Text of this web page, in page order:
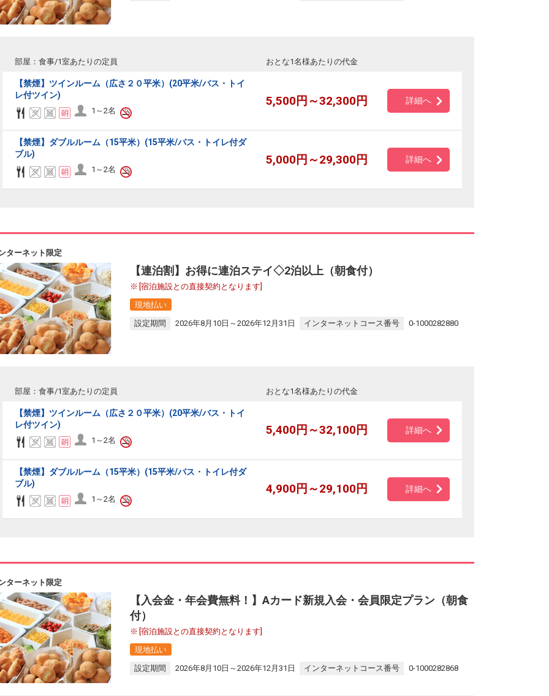
部屋：食事/1室あたりの定員 おとな1名様あたりの代金
【禁煙】ツインルーム（広さ２０平米）(20平米/バス・トイ
レ付ツイン)
1～2名
5,500円～32,300円 詳細へ
【禁煙】ダブルルーム（15平米）(15平米/バス・トイレ付ダ
ブル)
1～2名
5,000円～29,300円 詳細へ
ターネット限定
【連泊割】お得に連泊ステイ◇2泊以上（朝食付）
[宿泊施設との直接契約となります]
現地払い
設定期間
2026年8月10日～2026年12月31日 インターネットコース番号 0-1000282880
部屋：食事/1室あたりの定員 おとな1名様あたりの代金
【禁煙】ツインルーム（広さ２０平米）(20平米/バス・トイ
レ付ツイン)
1～2名
5,400円～32,100円 詳細へ
【禁煙】ダブルルーム（15平米）(15平米/バス・トイレ付ダ
ブル)
1～2名
4,900円～29,100円 詳細へ
ターネット限定
【入会金・年会費無料！】Aカード新規入会・会員限定プラン（朝食
付）
[宿泊施設との直接契約となります]
現地払い
設定期間
2026年8月10日～2026年12月31日 インターネットコース番号 0-1000282868